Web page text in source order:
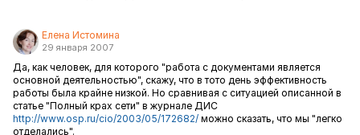
Елена Истомина
29 января 2007
Да, как человек, для которого "работа с документами является
основной деятельностью", скажу, что в тото день эффективность
работы была крайне низкой. Но сравнивая с ситуацией описанной в
статье "Полный крах сети" в журнале ДИС
http://www.osp.ru/cio/2003/05/172682/ можно сказать, что мы "легко
отделались".